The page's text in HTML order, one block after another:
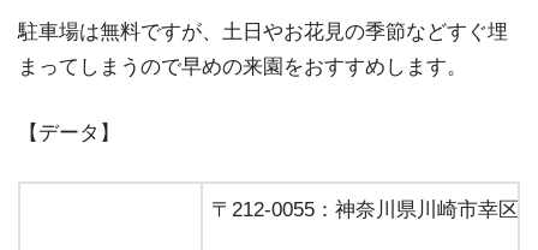
駐車場は無料ですが、土日やお花見の季節などすぐ埋
まってしまうので早めの来園をおすすめします。
【データ】
〒212-0055：神奈川県川崎市幸区